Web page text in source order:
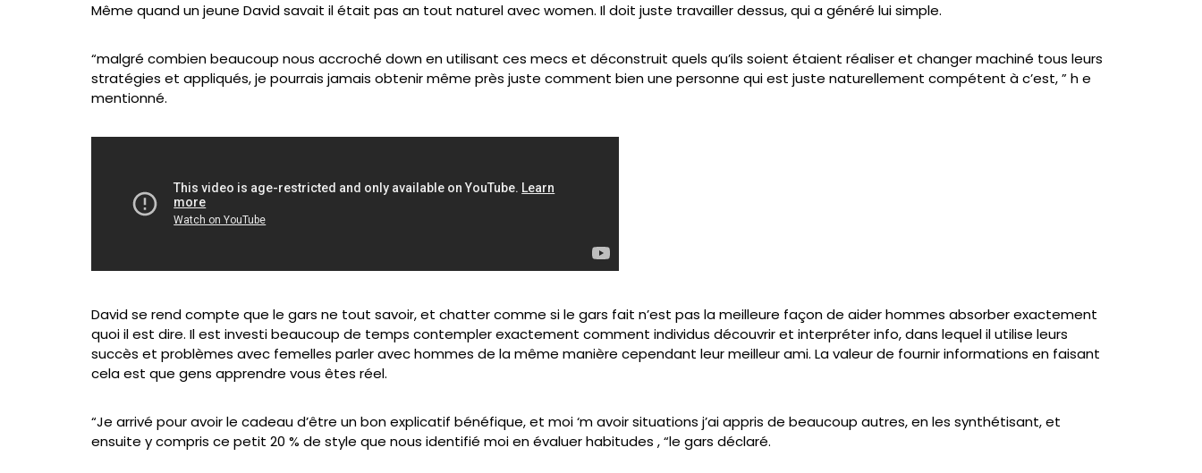
Même quand un jeune David savait il était pas an tout naturel avec women. Il doit juste travailler dessus, qui a généré lui simple.
“malgré combien beaucoup nous accroché down en utilisant ces mecs et déconstruit quels qu’ils soient étaient réaliser et changer machiné tous leurs
stratégies et appliqués, je pourrais jamais obtenir même près juste comment bien une personne qui est juste naturellement compétent à c’est, ” h e
mentionné.
David se rend compte que le gars ne tout savoir, et chatter comme si le gars fait n’est pas la meilleure façon de aider hommes absorber exactement
quoi il est dire. Il est investi beaucoup de temps contempler exactement comment individus découvrir et interpréter info, dans lequel il utilise leurs
succès et problèmes avec femelles parler avec hommes de la même manière cependant leur meilleur ami. La valeur de fournir informations en faisant
cela est que gens apprendre vous êtes réel.
“Je arrivé pour avoir le cadeau d’être un bon explicatif bénéfique, et moi ‘m avoir situations j’ai appris de beaucoup autres, en les synthétisant, et
ensuite y compris ce petit 20 % de style que nous identifié moi en évaluer habitudes , “le gars déclaré.